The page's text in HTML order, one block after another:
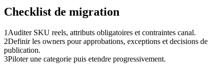
Checklist de migration
1 Auditer SKU reels, attributs obligatoires et contraintes canal.
2Definir les owners pour approbations, exceptions et decisions de
publication.
3Piloter une categorie puis etendre progressivement.